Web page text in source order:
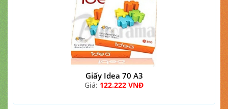
Giấy Idea 70 A3
Giá: 122.222 VNĐ